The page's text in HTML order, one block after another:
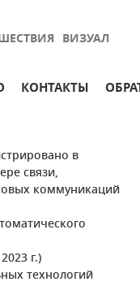
ВИЗУАЛ
КОНТАКТЫ
в
связи,
коммуникаций
г.)
технологий